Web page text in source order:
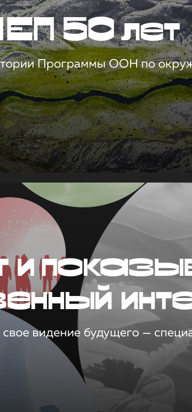
50 лет
Программы ООН по
и
видение будущего —